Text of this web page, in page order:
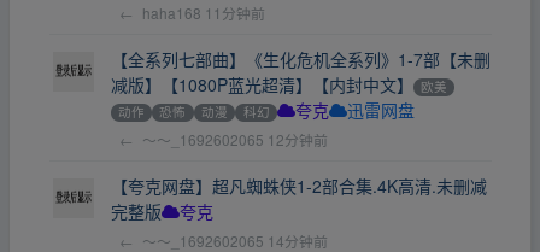
← haha168 11分钟前
【全系列七部曲】《生化危机全系列》1-7部【未删
减版】【1080P蓝光超清】【内封中文】
欧美
动作
恐怖 动漫 科幻 夸克 迅雷网盘
← ～～_1692602065 12分钟前
【夸克网盘】超凡蜘蛛侠1-2部合集.4K高清.未删减
完整版
夸克
← ～～_1692602065 14分钟前